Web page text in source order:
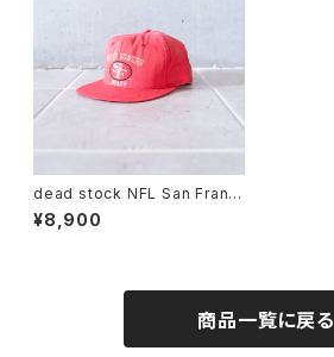
dead stock NFL San Franci
sco 49ers STAFF CAP (use
d)
¥8,900
商品一覧に戻る